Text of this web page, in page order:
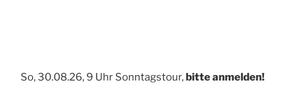
So, 30.08.26, 9 Uhr Sonntagstour,bitte anmelden!